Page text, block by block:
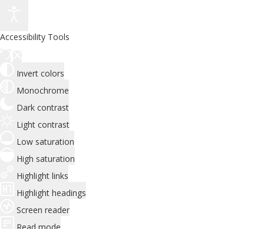
Accessibility Tools
Invert colors
Monochrome
Dark contrast
Light contrast
Low saturation
High saturation
Highlight links
Highlight headings
Screen reader